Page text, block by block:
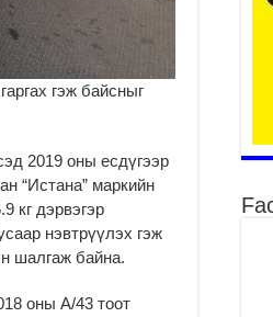
гэж байсныг
2019 оны есдүгээр
“Истана” маркийн
кг дэрвэгэр
нэвтрүүлэх гэж
шалгаж байна.
оны А/43 тоот